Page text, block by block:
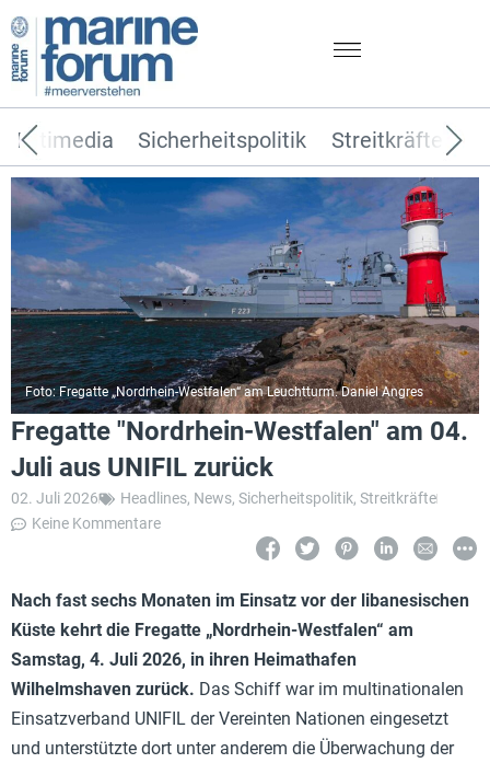
Sicherheitspolitik Streitkräfte
Multimedia
Foto: Fregatte „Nordrhein-Westfalen“ am Leuchtturm. Daniel Angres
Fregatte "Nordrhein-Westfalen" am 04.
Juli aus UNIFIL zurück
02. Juli 2026 Headlines, News, Sicherheitspolitik, Streitkräfte
Keine Kommentare
Nach fast sechs Monaten im Einsatz vor der libanesischen
Küste kehrt die Fregatte „Nordrhein-Westfalen“ am
Samstag, 4. Juli 2026, in ihren Heimathafen
Wilhelmshaven zurück. Das Schiff war im multinationalen
Einsatzverband UNIFIL der Vereinten Nationen eingesetzt
und unterstützte dort unter anderem die Überwachung der